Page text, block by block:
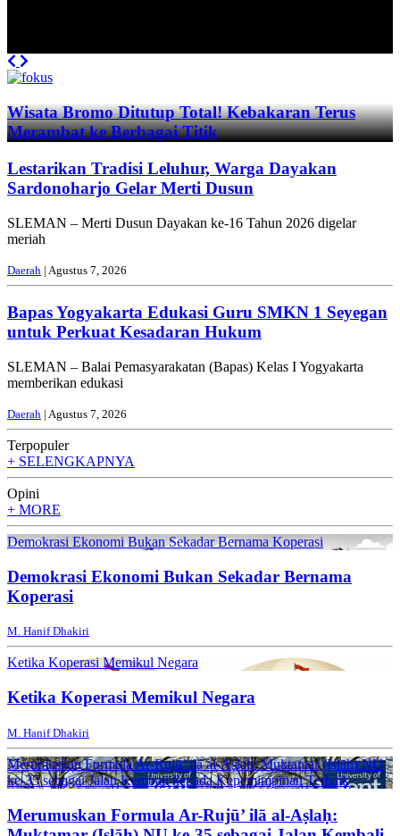
Previous
Wisata Bromo Ditutup Total! Kebakaran Terus
Merambat ke Berbagai Titik
Lestarikan Tradisi Leluhur, Warga Dayakan
Sardonoharjo Gelar Merti Dusun
SLEMAN – Merti Dusun Dayakan ke-16 Tahun 2026 digelar
meriah
Daerah | Agustus 7, 2026
Bapas Yogyakarta Edukasi Guru SMKN 1 Seyegan
untuk Perkuat Kesadaran Hukum
SLEMAN – Balai Pemasyarakatan (Bapas) Kelas I Yogyakarta
memberikan edukasi
Daerah | Agustus 7, 2026
Terpopuler
+ SELENGKAPNYA
Opini
+ MORE
Demokrasi Ekonomi Bukan Sekadar Bernama Koperasi
Demokrasi Ekonomi Bukan Sekadar Bernama
Koperasi
M. Hanif Dhakiri
Ketika Koperasi Memikul Negara
Ketika Koperasi Memikul Negara
M. Hanif Dhakiri
Merumuskan Formula Ar-Rujū’ ilā al-Aṣlaḥ: Muktamar (Iṣlāḥ) NU
ke-35 sebagai Jalan Kembali kepada Kepemimpinan Terbaik
Merumuskan Formula Ar-Rujū’ ilā al-Aṣlaḥ: